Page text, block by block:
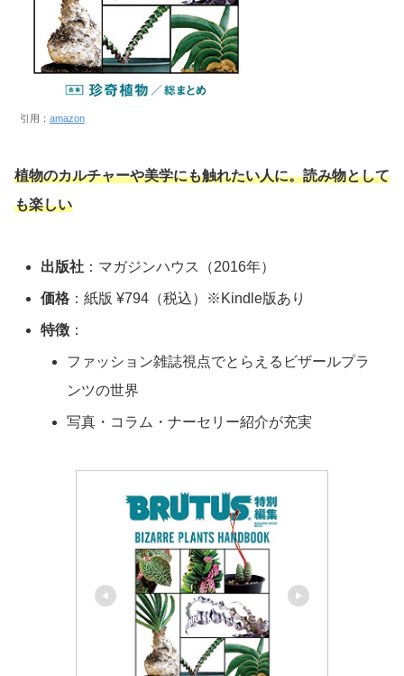
引用： amazon
植物のカルチャーや美学にも触れたい人に。読み物として
も楽しい
出版社 ：マガジンハウス（2016年）
価格 ：紙版 ¥794（税込）※Kindle版あり
特徴 ：
ファッション雑誌視点でとらえるビザールプラ
ンツの世界
写真・コラム・ナーセリー紹介が充実